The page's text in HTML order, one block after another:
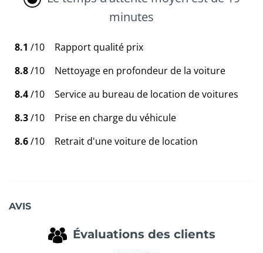
minutes
8.1 /10
Rapport qualité prix
8.8/10
Nettoyage en profondeur de la voiture
8.4/10
Service au bureau de location de voitures
8.3/10
Prise en charge du véhicule
8.6/10 Retrait d'une voiture de location
AVIS
Évaluations des clients